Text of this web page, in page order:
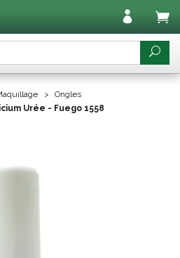
Ongles
Urée - Fuego 1558